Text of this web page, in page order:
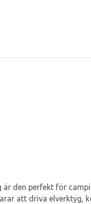
den perfekt för
att driva elverktyg,